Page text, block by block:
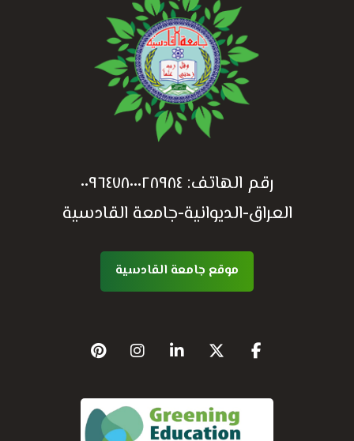
رقم الهاتف: ٠٠٩٦٤٧٨٠٠٠٢٨٩٨٤
العراق-الديوانية-جامعة القادسية
موقع جامعة القادسية